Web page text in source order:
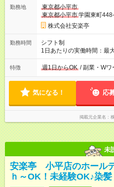
勤務地
東京都小平市
東京都小平市学園東町
株式会社安楽亭
勤務時間
シフト制
1日あたりの実働時間：最
日3時間～OK！】 ＊レギュラ
ものお迎えまでの時間」
談可能◎
特徴 週1日からOK / 副業・Wワ
気になる！ 応
掲載元企業名
未
安楽亭 小平店のホール
ｈ～OK！未経験OK♪染